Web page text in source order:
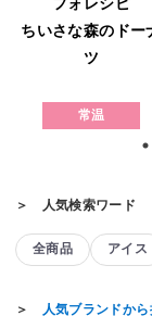
フォレシピ
ちいさな森のドー
ツ
常温
＞ 人気検索ワード
全商品 アイス
＞ 人気ブランドか